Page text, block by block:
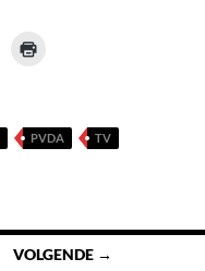
PVDA
TV
VOLGENDE →